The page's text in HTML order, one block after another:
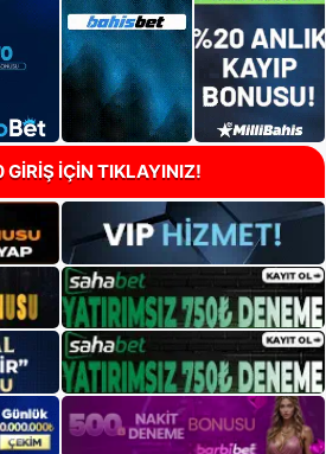
GİRİŞ İÇİN TIKLAYINIZ!